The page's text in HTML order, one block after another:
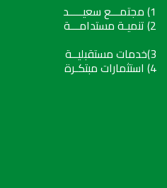
1) مجتمـــع سعيـــــد
2) تنميـة مستدامـــة
3)خدمات مستقبليــة
4) استثمارات مبتكـرة